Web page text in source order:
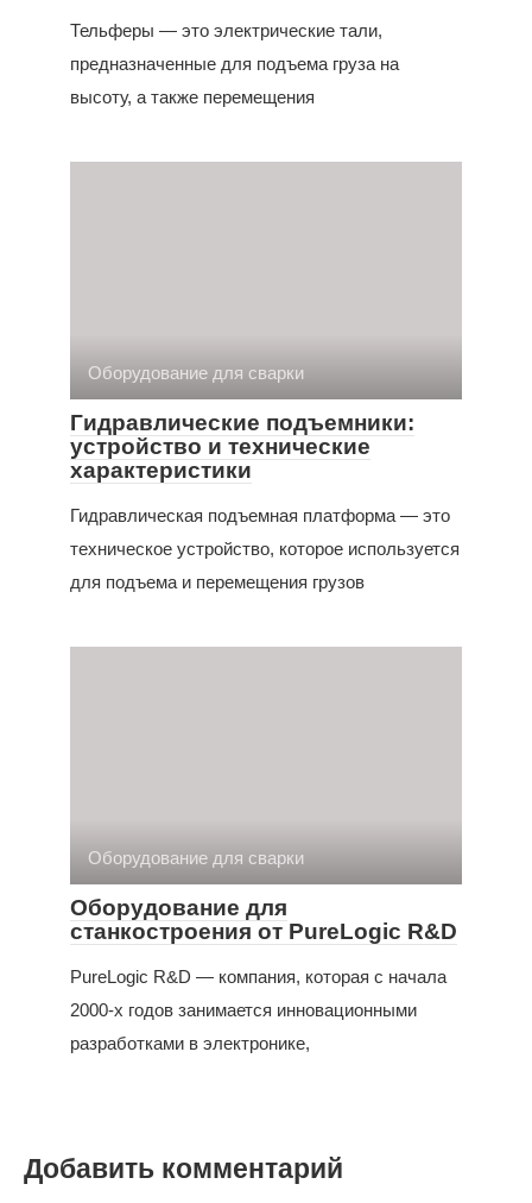
Тельферы — это электрические тали,
предназначенные для подъема груза на
высоту, а также перемещения
Оборудование для сварки
Гидравлические подъемники:
устройство и технические
характеристики
Гидравлическая подъемная платформа — это
техническое устройство, которое используется
для подъема и перемещения грузов
Оборудование для сварки
Оборудование для
станкостроения от PureLogic R&D
PureLogic R&D — компания, которая с начала
2000-х годов занимается инновационными
разработками в электронике,
Добавить комментарий